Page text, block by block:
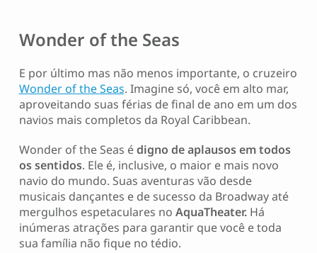
Wonder of the Seas
E por último mas não menos importante, o cruzeiro
Wonder of the Seas. Imagine só, você em alto mar,
aproveitando suas férias de final de ano em um dos
navios mais completos da Royal Caribbean.
Wonder of the Seas édigno de aplausos em todos
os sentidos. Ele é, inclusive, o maior e mais novo
navio do mundo. Suas aventuras vão desde
musicais dançantes e de sucesso da Broadway até
mergulhos espetaculares no AquaTheater. Há
inúmeras atrações para garantir que você e toda
sua família não fique no tédio.